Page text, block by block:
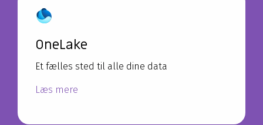
OneLake
Et fælles sted til alle dine data
Læs mere